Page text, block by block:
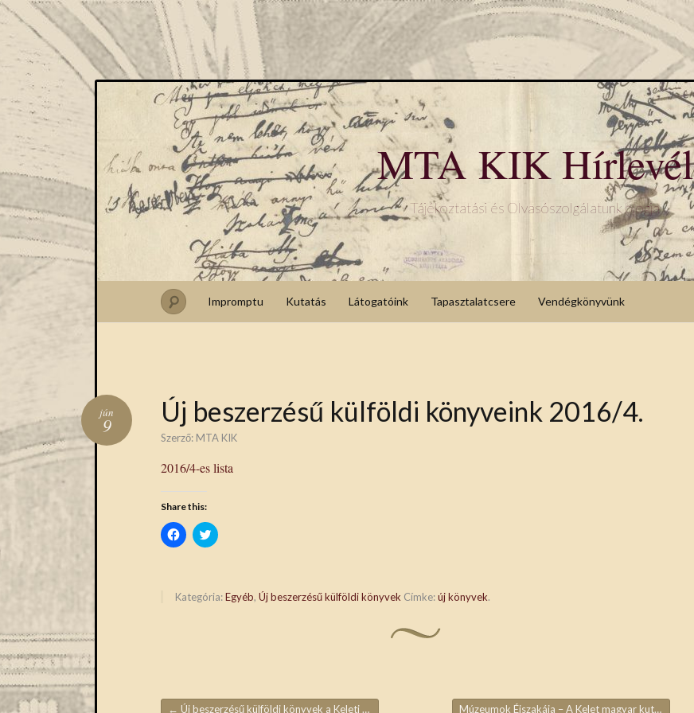
MTA KIK Hírlevél
Tájékoztatási és Olvasószolgálatunk blogja
Impromptu Kutatás Látogatóink Tapasztalatcsere Vendégkönyvünk
Új beszerzésű külföldi könyveink 2016/4.
jún
9
Szerző: MTA KIK
2016/4-es lista
Share this:
Click
to
in
new
Click
to
in
new
Kategória:Egyéb, Új beszerzésű külföldi könyvek Címke:új könyvek.
← Új beszerzésű külföldi könyvek a Keleti Gyűjteményben Múzeumok Éjszakája – A Kelet magyar kutatói